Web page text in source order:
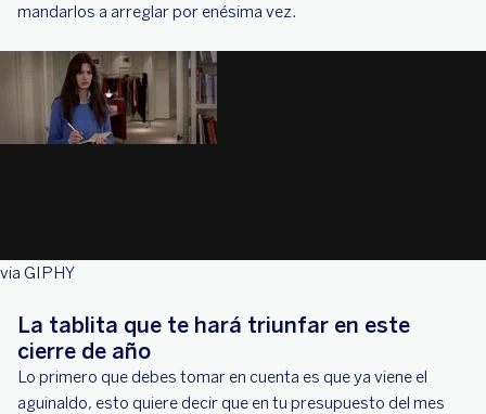
mandarlos a arreglar por enésima vez.
via GIPHY
La tablita que te hará triunfar en este
cierre de año
Lo primero que debes tomar en cuenta es que ya viene el
aguinaldo, esto quiere decir que en tu presupuesto del mes